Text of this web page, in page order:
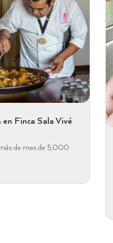
Finca Sala Vivé
de mas de 5,000